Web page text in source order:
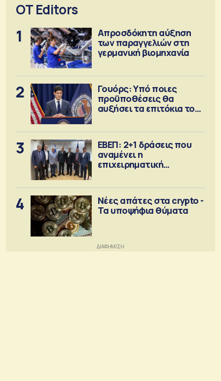
OT Editors
1
Απροσδόκητη αύξηση
των παραγγελιών στη
γερμανική βιομηχανία
2
Γουόρς: Υπό ποιες
προϋποθέσεις θα
αυξήσει τα επιτόκια τον
3
ΕΒΕΠ: 2+1 δράσεις που
αναμένει η
επιχειρηματική
4
Νέες απάτες στα crypto -
Τα υποψήφια θύματα